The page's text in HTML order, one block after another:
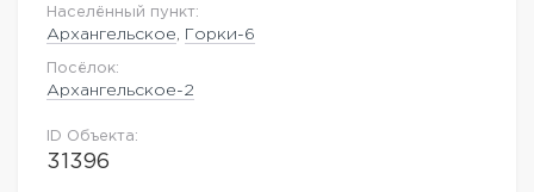
Населённый пункт:
Архангельское Горки-6
Посёлок:
Архангельское-2
ID Объекта:
31396